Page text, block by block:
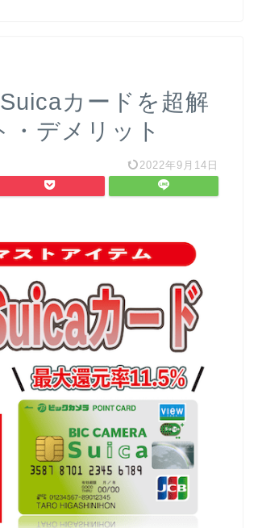
カードを超解
デメリット
2022年9月14日